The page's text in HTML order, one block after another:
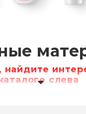
найдите
слева